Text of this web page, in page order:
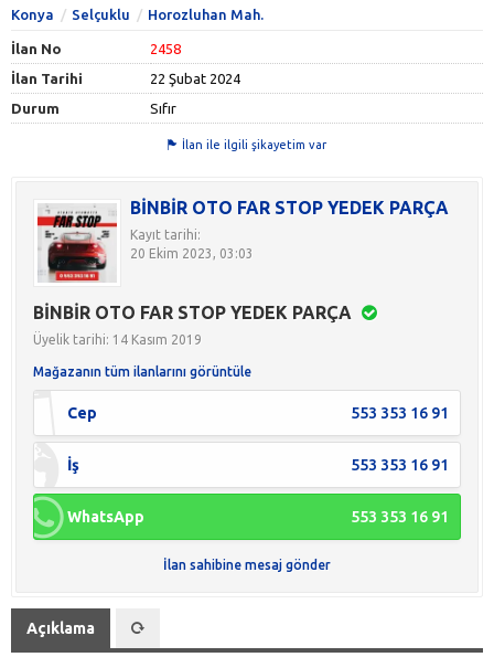
Konya Selçuklu Horozluhan Mah.
İlan No
2458
İlan Tarihi
22 Şubat 2024
Durum
Sıfır
İlan ile ilgili şikayetim var
BİNBİR OTO FAR STOP YEDEK PARÇA
Kayıt tarihi:
20 Ekim 2023, 03:03
BİNBİR OTO FAR STOP YEDEK PARÇA
Üyelik tarihi: 14 Kasım 2019
Mağazanın tüm ilanlarını görüntüle
Cep 553 353 16 91
İş 553 353 16 91
WhatsApp 553 353 16 91
İlan sahibine mesaj gönder
Açıklama